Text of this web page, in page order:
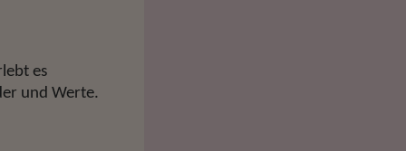
es
und Werte.